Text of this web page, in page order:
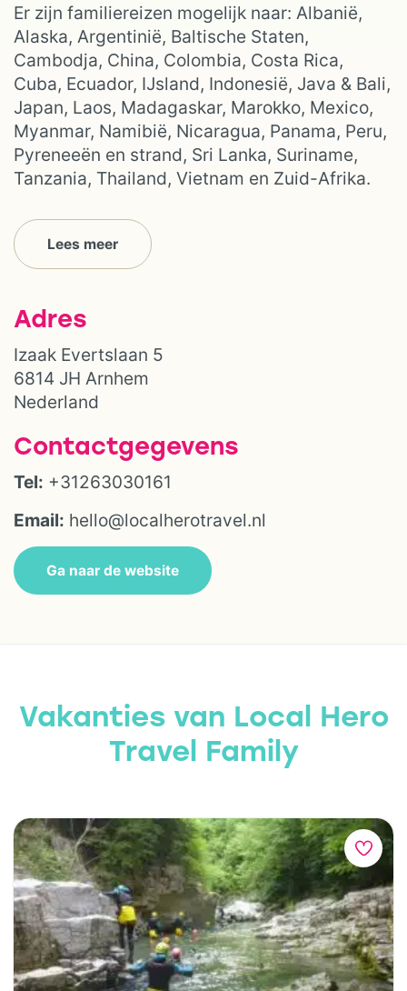
Er zijn familiereizen mogelijk naar: Albanië,
Alaska, Argentinië, Baltische Staten,
Cambodja, China, Colombia, Costa Rica,
Cuba, Ecuador, IJsland, Indonesië, Java & Bali,
Japan, Laos, Madagaskar, Marokko, Mexico,
Myanmar, Namibië, Nicaragua, Panama, Peru,
Pyreneeën en strand, Sri Lanka, Suriname,
Tanzania, Thailand, Vietnam en Zuid-Afrika.
Lees meer
Adres
Izaak Evertslaan 5
6814 JH Arnhem
Nederland
Contactgegevens
Tel: +31263030161
Email: hello@localherotravel.nl
Ga naar de website
Vakanties van Local Hero
Travel Family